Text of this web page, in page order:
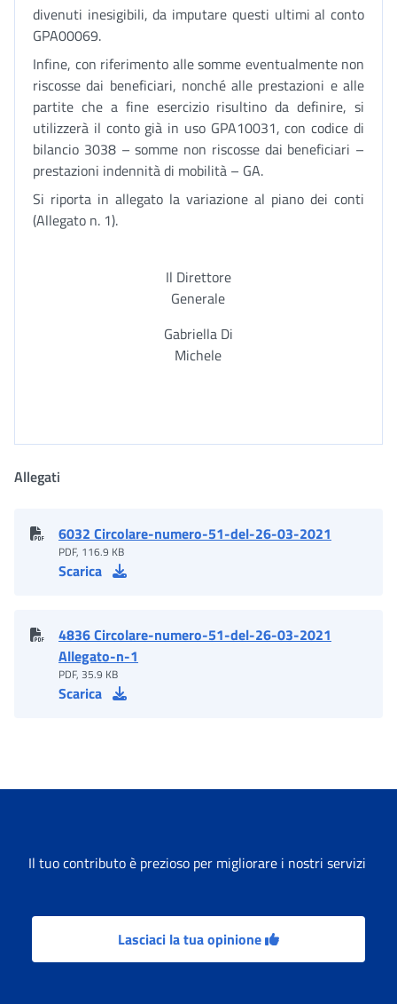
divenuti inesigibili, da imputare questi ultimi al conto
GPA00069.
Infine, con riferimento alle somme eventualmente non
riscosse dai beneficiari, nonché alle prestazioni e alle
partite che a fine esercizio risultino da definire, si
utilizzerà il conto già in uso GPA10031, con codice di
bilancio 3038 – somme non riscosse dai beneficiari –
prestazioni indennità di mobilità – GA.
Si riporta in allegato la variazione al piano dei conti
(Allegato n. 1).
Il Direttore
Generale
Gabriella Di
Michele
Allegati
6032 Circolare-numero-51-del-26-03-2021
PDF, 116.9 KB
Scarica
4836 Circolare-numero-51-del-26-03-2021
Allegato-n-1
PDF, 35.9 KB
Scarica
Il tuo contributo è prezioso per migliorare i nostri servizi
Lasciaci la tua opinione